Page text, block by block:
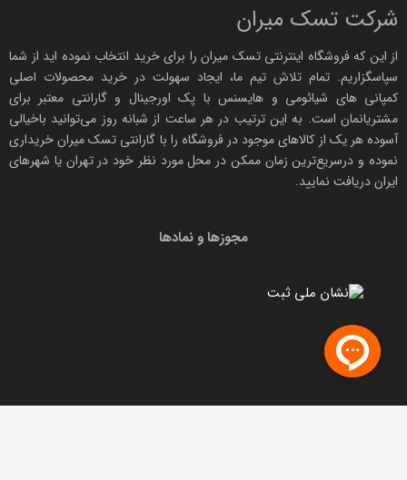
شرکت تسک میران
از این که فروشگاه اینترنتیتسک میران را برای خرید انتخاب نموده اید از شما
سپاسگزاریم. تمام تلاش تیم ما، ایجاد سهولت در خرید محصولات اصلی
کمپانی های شیائومی و هایسنس با پک اورجینال وگارانتی معتبر برای
مشتریانمان است. به این ترتیب در هر ساعت از شبانه روز می‌توانید باخیالی
آسوده هر یک از کالاهای موجود در فروشگاه را با گارانتی تسک میرانخریداری
نموده و درسریع‌ترین زمان ممکن در محل مورد نظر خود در تهران یا شهرهای
ایران دریافت نمایید.
مجوزها و نمادها